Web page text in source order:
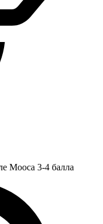
Мооса 3-4 балла